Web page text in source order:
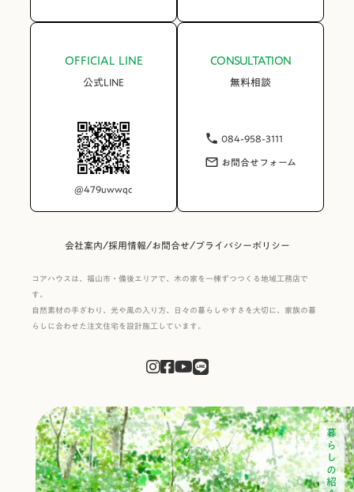
OFFICIAL LINE
公式LINE
@479uwwqc
CONSULTATION
無料相談
phone 084-958-3111
mail_outline お問合せフォーム
会社案内/採用情報/お問合せ/プライバシーポリシー
コアハウスは、福山市・備後エリアで、木の家を一棟ずつつくる地域工務店で
す。
自然素材の手ざわり、光や風の入り方、日々の暮らしやすさを大切に、家族の暮
らしに合わせた注文住宅を設計施工しています。
暮らしの紹介